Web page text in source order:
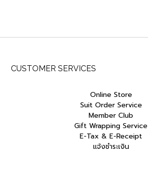
CUSTOMER SERVICES
Online Store
Suit Order Service
Member Club
Gift Wrapping Service
E-Tax & E-Receipt
แจ้งชำระเงิน